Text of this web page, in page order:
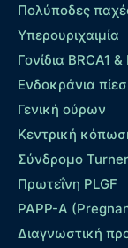
Πολύποδες
Yπερουριχαιμία
Γονίδια BRCA1
Ενδοκράνια
Γενική ούρων
Κεντρική
Σύνδρομο
Πρωτεΐνη PLGF
PAPP-A
Διαγνωστική